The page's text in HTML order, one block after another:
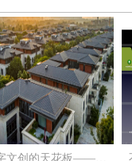
文创的天花板——…